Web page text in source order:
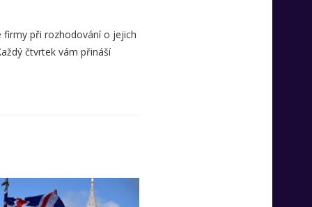
firmy při rozhodování o jejich
čtvrtek vám přináší